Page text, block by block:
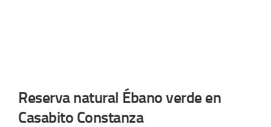
Reserva natural Ébano verde en
Casabito Constanza